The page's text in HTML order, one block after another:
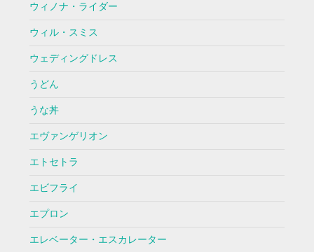
ウィノナ・ライダー
ウィル・スミス
ウェディングドレス
うどん
うな丼
エヴァンゲリオン
エトセトラ
エビフライ
エプロン
エレベーター・エスカレーター